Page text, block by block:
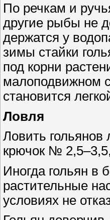
По речкам и
другие рыбы не
держатся у
зимы стайки
под корни
малоподвижном
становится
Ловля
Ловить гольянов
крючок №
Иногда гольян
растительные
условиях не